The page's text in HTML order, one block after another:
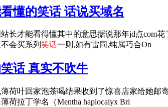
懂的笑话 话说买域名
长才能看得懂其中的意思据说那年jd点com
会买系列 笑话一则,如有雷同,纯属巧合On
话 真实不吹牛
荷叶回家泡茶喝结果收到了惊喜店家给她
荷拉丁学名（Mentha haplocalyx Bri